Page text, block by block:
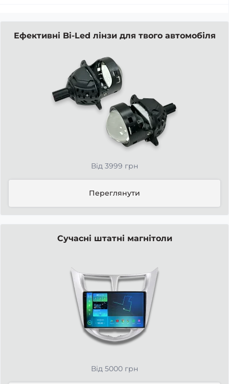
Ефективні Bi-Led лінзи для твого автомобіля
Від 3999 грн
Переглянути
Сучасні штатні магнітоли
Від 5000 грн